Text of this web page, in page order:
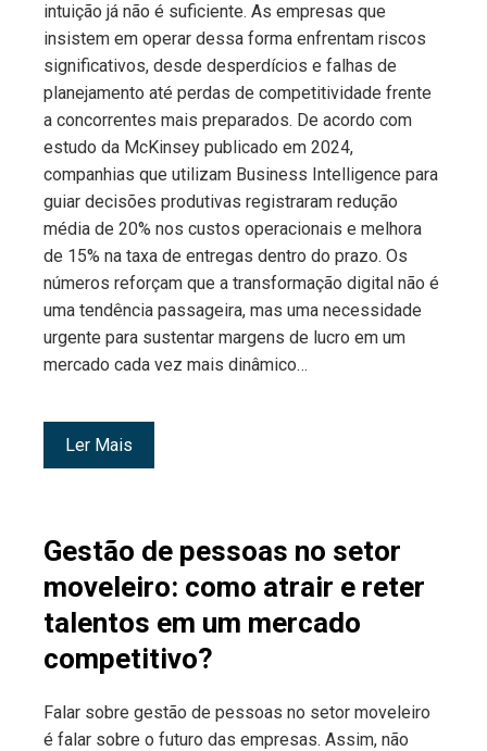
intuição já não é suficiente. As empresas que
insistem em operar dessa forma enfrentam riscos
significativos, desde desperdícios e falhas de
planejamento até perdas de competitividade frente
a concorrentes mais preparados. De acordo com
estudo da McKinsey publicado em 2024,
companhias que utilizam Business Intelligence para
guiar decisões produtivas registraram redução
média de 20% nos custos operacionais e melhora
de 15% na taxa de entregas dentro do prazo. Os
números reforçam que a transformação digital não é
uma tendência passageira, mas uma necessidade
urgente para sustentar margens de lucro em um
mercado cada vez mais dinâmico…
Ler Mais
Gestão de pessoas no setor
moveleiro: como atrair e reter
talentos em um mercado
competitivo?
Falar sobre gestão de pessoas no setor moveleiro
é falar sobre o futuro das empresas. Assim, não